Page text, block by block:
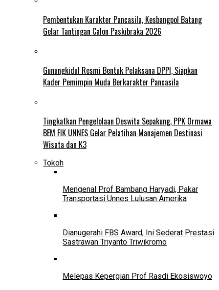
Pembentukan Karakter Pancasila, Kesbangpol Batang
Gelar Tantingan Calon Paskibraka 2026
Gunungkidul Resmi Bentuk Pelaksana DPPI, Siapkan
Kader Pemimpin Muda Berkarakter Pancasila
Tingkatkan Pengelolaan Deswita Sepakung, PPK Ormawa
BEM FIK UNNES Gelar Pelatihan Manajemen Destinasi
Wisata dan K3
Tokoh
Mengenal Prof Bambang Haryadi, Pakar
Transportasi Unnes Lulusan Amerika
Dianugerahi FBS Award, Ini Sederat Prestasi
Sastrawan Triyanto Triwikromo
Melepas Kepergian Prof Rasdi Ekosiswoyo